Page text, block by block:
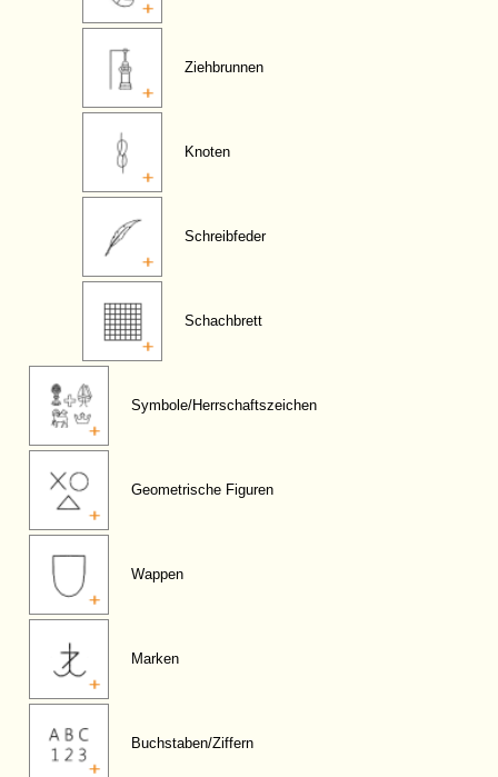
Ziehbrunnen
Knoten
Schreibfeder
Schachbrett
Symbole/Herrschaftszeichen
Geometrische Figuren
Wappen
Marken
Buchstaben/Ziffern